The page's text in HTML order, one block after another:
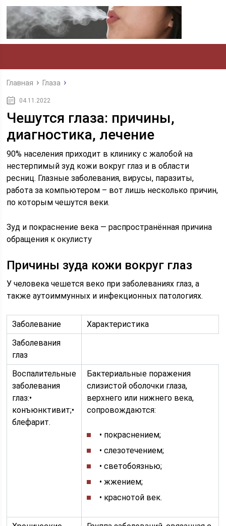
Главная Глаза
04.11.2022
Чешутся глаза: причины,
диагностика, лечение
90% населения приходит в клинику с жалобой на
нестерпимый зуд кожи вокруг глаз и в области
ресниц. Глазные заболевания, вирусы, паразиты,
работа за компьютером – вот лишь несколько причин,
по которым чешутся веки.
Зуд и покраснение века — распространённая причина
обращения к окулисту
Причины зуда кожи вокруг глаз
У человека чешется веко при заболеваниях глаз, а
также аутоиммунных и инфекционных патологиях.
Заболевание
Характеристика
Заболевания
глаз
Воспалительные
заболевания
глаз:•
конъюнктивит;•
блефарит.
Бактериальные поражения
слизистой оболочки глаза,
верхнего или нижнего века,
сопровождаются:
• покраснением;
• слезотечением;
• светобоязнью;
• жжением;
• краснотой век.